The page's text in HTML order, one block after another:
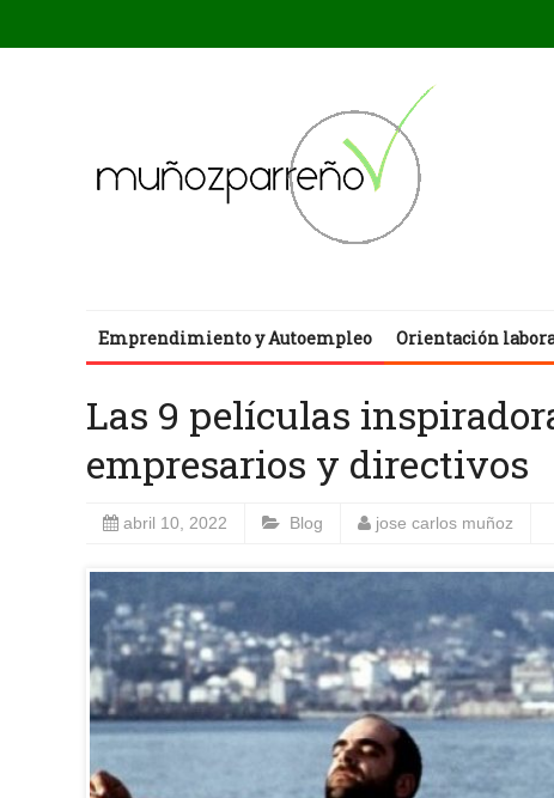
Emprendimiento y Autoempleo Orientación
Las 9 películas
empresarios y directivos
abril 10, 2022 Blog jose carlos muñoz